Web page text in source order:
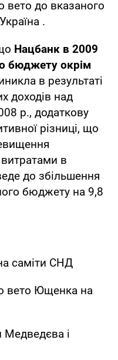
до вказаного
.
Нацбанк в 2009
бюджету окрім
в результаті
доходів над
р., додаткову
різниці, що
в
до збільшення
бюджету на 9,8
саміти СНД
вето Ющенка на
Медведєва і